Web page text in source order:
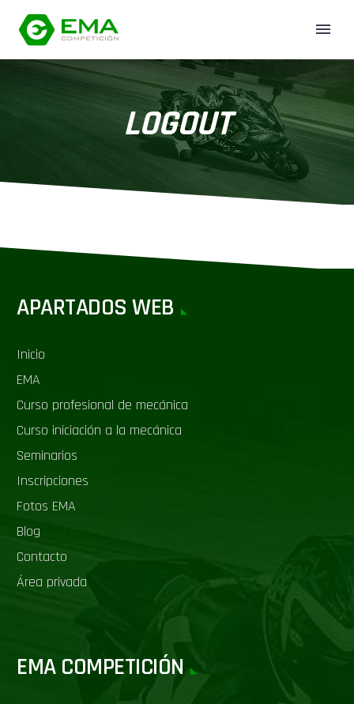
LOGOUT
APARTADOS WEB
Inicio
EMA
Curso profesional de mecánica
Curso iniciación a la mecánica
Seminarios
Inscripciones
Fotos EMA
Blog
Contacto
Área privada
EMA COMPETICIÓN